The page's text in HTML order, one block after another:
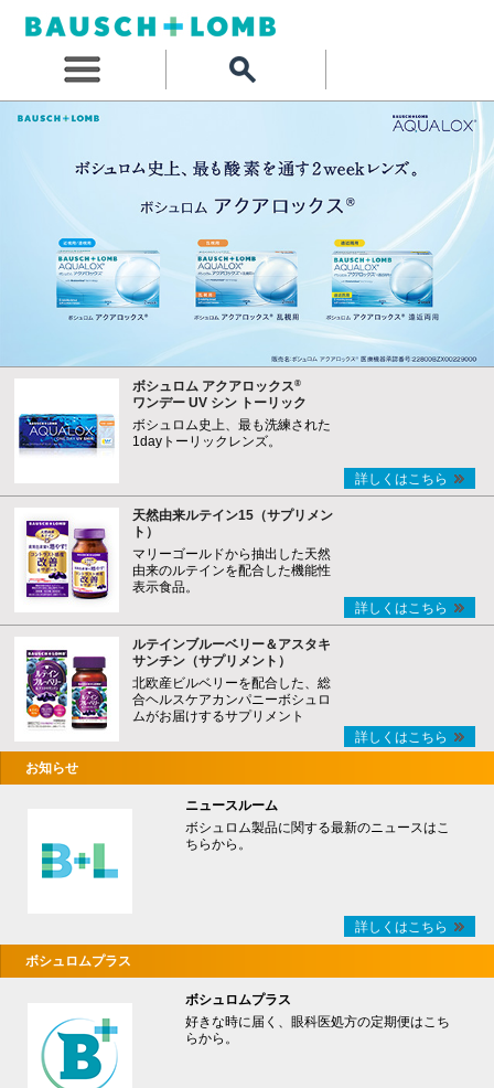
ボシュロム アクアロックス®
ワンデー UV シン トーリック
ボシュロム史上、最も洗練された
1dayトーリックレンズ。
詳しくはこちら
天然由来ルテイン15（サプリメン
ト）
マリーゴールドから抽出した天然
由来のルテインを配合した機能性
表示食品。
詳しくはこちら
ルテインブルーベリー＆アスタキ
サンチン（サプリメント）
北欧産ビルベリーを配合した、総
合ヘルスケアカンパニーボシュロ
ムがお届けするサプリメント
詳しくはこちら
お知らせ
ニュースルーム
ボシュロム製品に関する最新のニュースはこ
ちらから。
詳しくはこちら
ボシュロムプラス
ボシュロムプラス
好きな時に届く、眼科医処方の定期便はこち
らから。